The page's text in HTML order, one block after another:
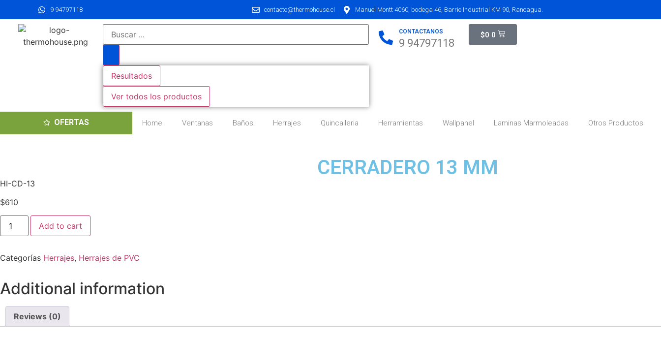
9 94797118 contacto@thermohouse.cl Manuel Montt 4060, bodega 46, Barrio Industrial KM 90, Rancagua.
Resultados
Ver todos los productos
CONTACTANOS
9 94797118
$0 0
OFERTAS Home Ventanas Baños Herrajes Quincalleria Herramientas Wallpanel Laminas Marmoleadas Otros Productos
CERRADERO 13 MM
HI-CD-13
$610
Add to cart
Categorías Herrajes, Herrajes de PVC
Additional information
Reviews (0)